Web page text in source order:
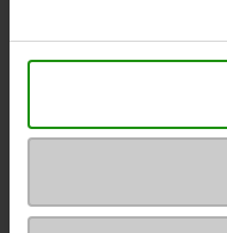
Neem contact op
Stuur een bericht